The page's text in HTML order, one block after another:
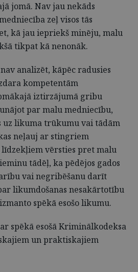
jomā. Nav jau nekāds
zeļ visos tās
kā jau iepriekš minēju, malu
tikpat kā nenonāk.
analizēt, kāpēc radusies
kompetentām
iztirzājumā gribu
par malu medniecību,
uz likuma trūkumu vai tādām
neļauj ar stingriem
vērsties pret malu
tādēļ, ka pēdējos gados
vai negribēšanu darīt
likumdošanas nesakārtotību
spēkā esošo likumu.
spēkā esošā Kriminālkodeksa
un praktiskajiem